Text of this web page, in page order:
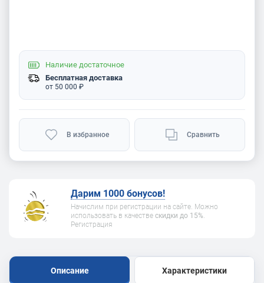
Наличие достаточное
Бесплатная доставка
от 50 000 ₽
В избранное Сравнить
Дарим 1000 бонусов!
Начислим при регистрации на сайте. Можно
использовать в качестве скидки до 15%.
Регистрация
Описание Характеристики